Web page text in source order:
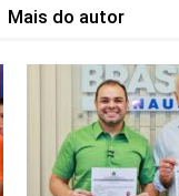
Mais do autor